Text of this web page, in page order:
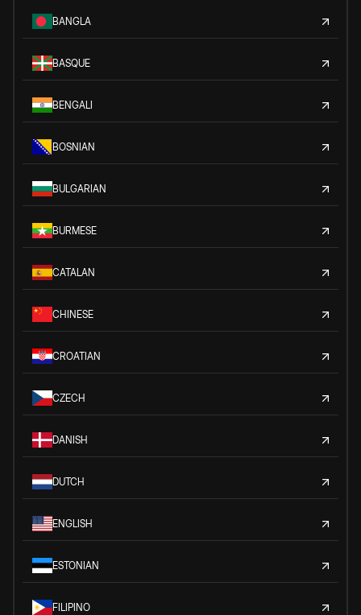
BANGLA
BASQUE
BENGALI
BOSNIAN
BULGARIAN
BURMESE
CATALAN
CHINESE
CROATIAN
CZECH
DANISH
DUTCH
ENGLISH
ESTONIAN
FILIPINO